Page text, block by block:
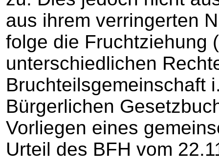
aus ihrem verringerten
folge die Fruchtziehung
unterschiedlichen
Bruchteilsgemeinschaft
Bürgerlichen
Vorliegen eines
Urteil des BFH vom